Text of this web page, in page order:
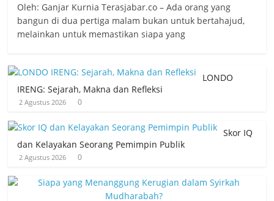
Oleh: Ganjar Kurnia Terasjabar.co – Ada orang yang
bangun di dua pertiga malam bukan untuk bertahajud,
melainkan untuk memastikan siapa yang
LONDO
IRENG: Sejarah, Makna dan Refleksi
2 Agustus 2026 0
Skor IQ
dan Kelayakan Seorang Pemimpin Publik
2 Agustus 2026 0